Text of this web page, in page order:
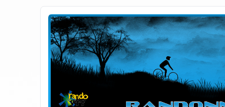
Randovttfree.fr
Bienvenue sur le site des randos vtt et pédestre de Bretagne . Bonne